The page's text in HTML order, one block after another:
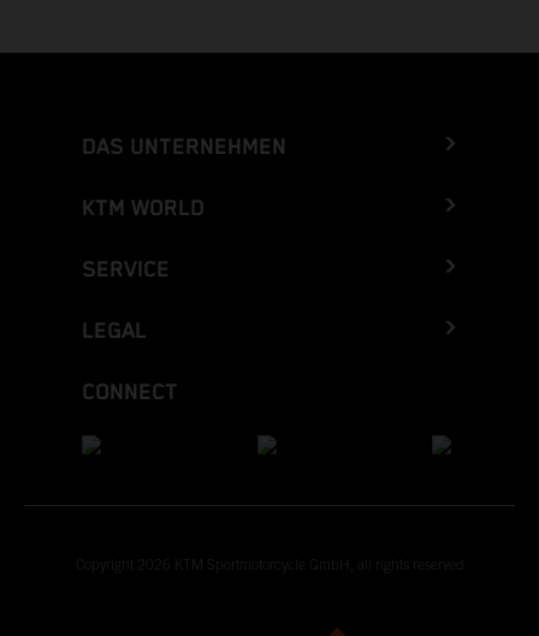
DAS UNTERNEHMEN
KTM WORLD
SERVICE
LEGAL
CONNECT
Copyright 2026 KTM Sportmotorcycle GmbH, all rights reserved